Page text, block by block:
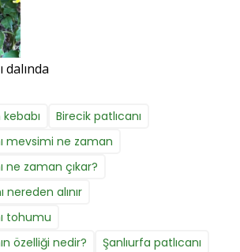
dalında
Birecik patlıcanı
mevsimi ne zaman
ne zaman çıkar?
nereden alınır
tohumu
özelliği nedir?
Şanlıurfa patlıcanı